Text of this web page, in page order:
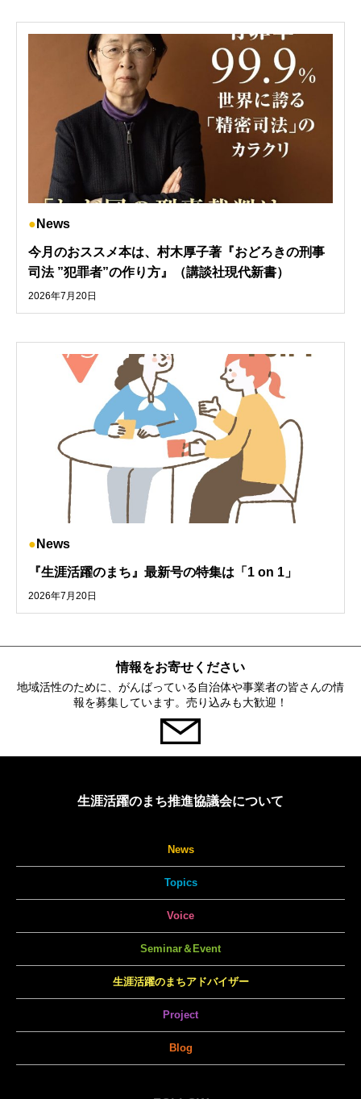
News
今月のおススメ本は、村木厚子著『おどろきの刑事
司法 ”犯罪者”の作り方』（講談社現代新書）
2026年7月20日
News
『生涯活躍のまち』最新号の特集は「1 on 1」
2026年7月20日
情報をお寄せください
地域活性のために、がんばっている自治体や事業者の皆さんの情
報を募集しています。売り込みも大歓迎！
生涯活躍のまち推進協議会について
News
Topics
Voice
Seminar＆Event
生涯活躍のまちアドバイザー
Project
Blog